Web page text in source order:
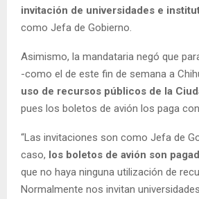
invitación de universidades e
como Jefa de Gobierno.
Asimismo, la mandataria negó que
-como el de este fin de semana a
uso de recursos públicos de la
pues los boletos de avión los paga
“Las invitaciones son como Jefa de
caso, los boletos de avión son
que no haya ninguna utilización de
Normalmente nos invitan